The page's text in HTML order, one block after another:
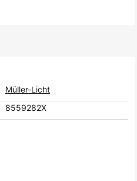
Müller-Licht
8559282X